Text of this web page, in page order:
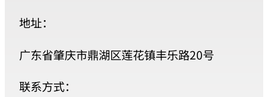
地址：
广东省肇庆市鼎湖区莲花镇丰乐路20号
联系方式：